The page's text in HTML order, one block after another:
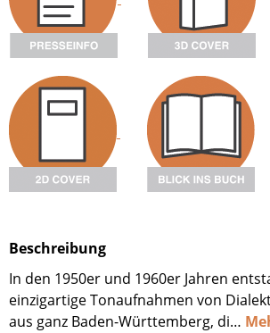
Beschreibung
In den 1950er und 1960er Jahren
einzigartige Tonaufnahmen von
aus ganz Baden-Württemberg, di…